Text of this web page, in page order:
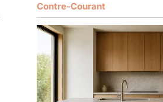
Contre-Courant